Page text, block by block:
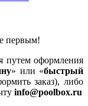
первым!
путем оформления
» или «быстрый
заказ), либо
info@poolbox.ru